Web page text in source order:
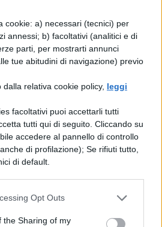
cookie: a) necessari (tecnici) per
annessi; b) facoltativi (analitici e di
parti, per mostrarti annunci
tue abitudini di navigazione) previo
relativa cookie policy, leggi
facoltativi puoi accettarli tutti
tutti qui di seguito. Cliccando su
accedere al pannello di controllo
di profilazione); Se rifiuti tutto,
di default.
Opt Outs
the Sharing of my
il prodotto per